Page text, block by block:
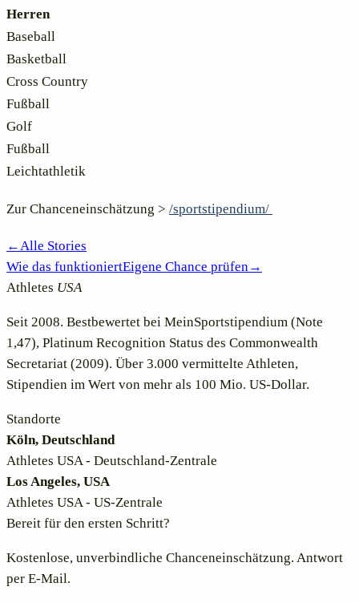
Herren
Baseball
Basketball
Cross Country
Fußball
Golf
Fußball
Leichtathletik
Zur Chanceneinschätzung > /sportstipendium/
← Alle Stories
Wie das funktioniertEigene Chance prüfen →
Athletes USA
Seit 2008. Bestbewertet bei MeinSportstipendium (Note
1,47), Platinum Recognition Status des Commonwealth
Secretariat (2009). Über 3.000 vermittelte Athleten,
Stipendien im Wert von mehr als 100 Mio. US-Dollar.
Standorte
Köln, Deutschland
Athletes USA - Deutschland-Zentrale
Los Angeles, USA
Athletes USA - US-Zentrale
Bereit für den ersten Schritt?
Kostenlose, unverbindliche Chanceneinschätzung. Antwort
per E-Mail.